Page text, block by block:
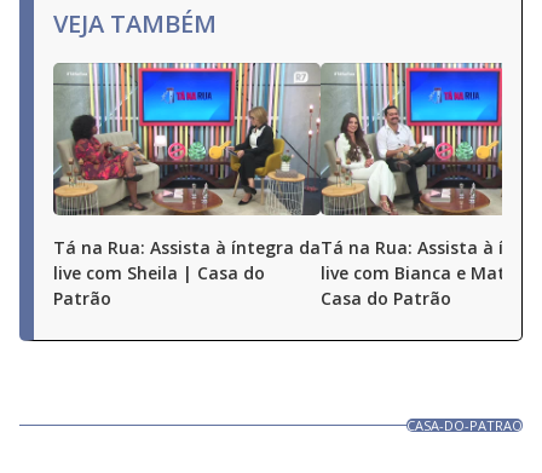
VEJA TAMBÉM
Tá na Rua: Assista à íntegra da
live com Sheila | Casa do
Patrão
Tá na Rua: Assista à
live com Bianca e
Casa do Patrão
CASA-DO-PATRAO